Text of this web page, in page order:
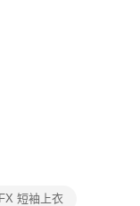
至「AFTEE先享後付」
結，可透過四大超商／
完成。
顯示為準，若有關於
繫「AFTEE先享後付
support/home
短袖上衣